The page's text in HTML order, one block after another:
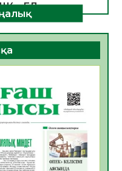
– ЕЛ
24 0
иммундау
28